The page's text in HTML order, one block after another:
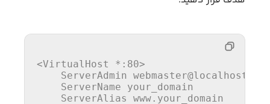
<VirtualHost * :80>
ServerAdmin webmaster@localhost
ServerName your_domain
ServerAlias
www.your_domain